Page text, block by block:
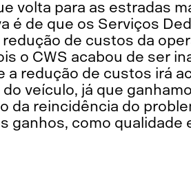
volta para as estradas
é de que os Serviços
de custos da
o CWS acabou de ser
a redução de custos irá
veículo, já que
da reincidência do
ganhos, como qualidade